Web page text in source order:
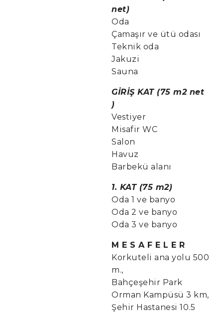
net)
Oda
Çamaşır ve ütü odası
Teknik oda
Jakuzi
Sauna
GİRİŞ KAT (75 m2 net
)
Vestiyer
Misafir WC
Salon
Havuz
Barbekü alanı
1. KAT (75 m2)
Oda 1 ve banyo
Oda 2 ve banyo
Oda 3 ve banyo
M E S A F E L E R
Korkuteli ana yolu 500
m.,
Bahçeşehir Park
Orman Kampüsü 3 km,
Şehir Hastanesi 10.5